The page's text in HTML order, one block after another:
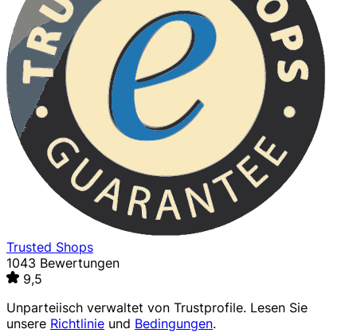
Trusted Shops
1043 Bewertungen
9,5
Unparteiisch verwaltet von Trustprofile. Lesen Sie
unsere Richtlinie und Bedingungen.